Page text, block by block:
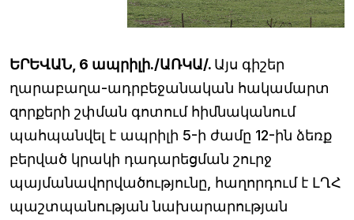
ԵՐԵՎԱՆ, 6 ապրիլի./ԱՌԿԱ/. Այս գիշեր
ղարաբաղա-ադրբեջանական հակամարտ
զորքերի շփման գոտում հիմնականում
պահպանվել է ապրիլի 5-ի ժամը 12-ին ձեռք
բերված կրակի դադարեցման շուրջ
պայմանավորվածությունը, հաղորդում է ԼՂՀ
պաշտպանության նախարարության